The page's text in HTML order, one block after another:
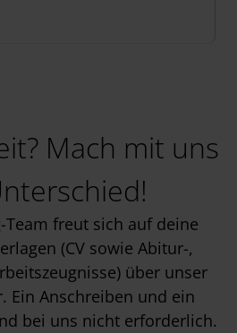
Mach mit uns
Team freut sich auf deine
(CV sowie Abitur-,
über unser
Ein Anschreiben und ein
bei uns nicht erforderlich.